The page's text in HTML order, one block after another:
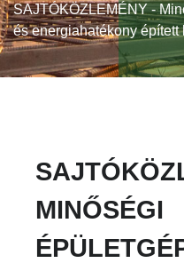
SAJTÓKÖZLEMÉNY -
és energiahatékony épített
MINŐSÉGI